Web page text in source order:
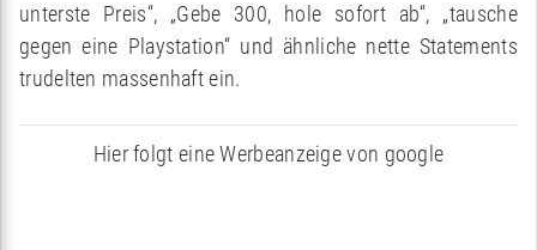
unterste Preis“, „Gebe 300, hole sofort ab“, „tausche
gegen eine Playstation“ und ähnliche nette Statements
trudelten massenhaft ein.
Hier folgt eine Werbeanzeige von google